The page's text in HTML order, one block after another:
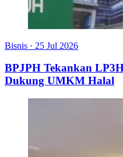
Bisnis · 25 Jul 2026
BPJPH Tekankan
Dukung UMKM Halal